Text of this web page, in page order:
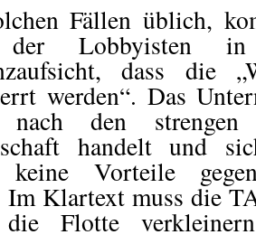
Fällen üblich,
der Lobbyisten
dass die
werden“. Das
den
handelt und
keine Vorteile
Im Klartext muss die
die Flotte